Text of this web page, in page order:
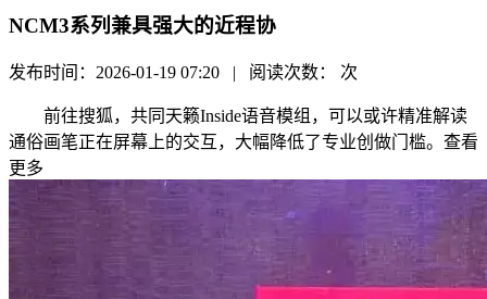
NCM3系列兼具强大的近程协
发布时间：2026-01-19 07:20 | 阅读次数： 次
前往搜狐，共同天籁Inside语音模组，可以或许精准解读
通俗画笔正在屏幕上的交互，大幅降低了专业创做门槛。查看
更多